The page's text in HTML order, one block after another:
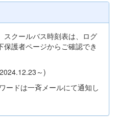
スクールバス時刻表は、ログ
護者ページからご確認でき
～)
ードは一斉メールにて通知し